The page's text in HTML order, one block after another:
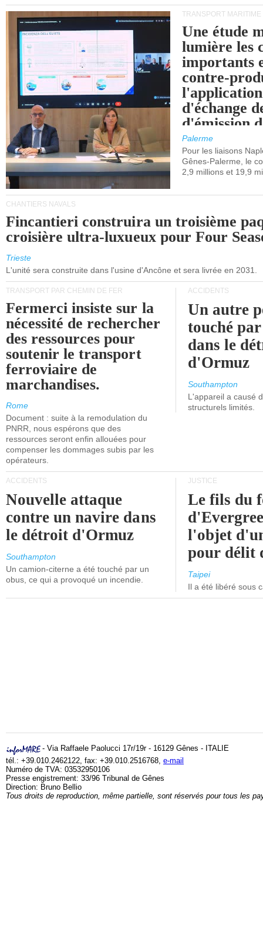
TRANSPORT MARITIME
Une étude
lumière les
importants
contre-
d'échange
d'émission
(SEQE-UE)
maritimes
occidentale.
Palerme
Pour les liaisons
Gênes-Palerme, le
2,9 millions et 19,9
CHANTIERS NAVALS
Fincantieri construira un troisième
croisière ultra-luxueux pour Four
Trieste
L'unité sera construite dans l'usine d'Ancône et sera livrée en 2031.
TRANSPORT PAR CHEMIN DE FER
Fermerci insiste sur la
nécessité de rechercher
des ressources pour
soutenir le transport
ferroviaire de
marchandises.
Rome
Document : suite à la remodulation du
PNRR, nous espérons que des
ressources seront enfin allouées pour
compenser les dommages subis par les
opérateurs.
ACCIDENTS
Un autre
touché
dans le
d'Ormuz
Southampton
L'appareil a causé
structurels limités.
ACCIDENTS
Nouvelle attaque
contre un navire dans
le détroit d'Ormuz
Southampton
Un camion-citerne a été touché par un
obus, ce qui a provoqué un incendie.
JUSTICE
Le fils du
l'objet
pour délit
Taipei
Il a été libéré sous
- Via Raffaele Paolucci 17r/19r - 16129 Gênes - ITALIE
tél.: +39.010.2462122, fax: +39.010.2516768, e-mail
Numéro de TVA: 03532950106
Presse engistrement: 33/96 Tribunal de Gênes
Direction: Bruno Bellio
Tous droits de reproduction, même partielle, sont réservés pour tous les